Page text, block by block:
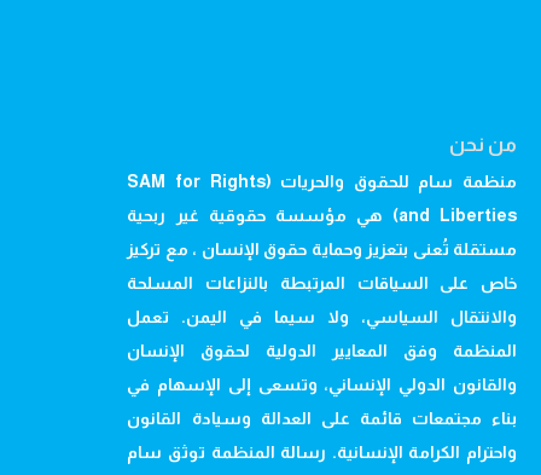
من نحن
منظمة سام للحقوق والحريات (SAM for Rights
and Liberties) هي مؤسسة حقوقية غير ربحية
مستقلة تُعنى بتعزيز وحماية حقوق الإنسان ، مع تركيز
خاص على السياقات المرتبطة بالنزاعات المسلحة
والانتقال السياسي، ولا سيما في اليمن. تعمل
المنظمة وفق المعايير الدولية لحقوق الإنسان
والقانون الدولي الإنساني، وتسعى إلى الإسهام في
بناء مجتمعات قائمة على العدالة وسيادة القانون
واحترام الكرامة الإنسانية. رسالة المنظمة توثق سام